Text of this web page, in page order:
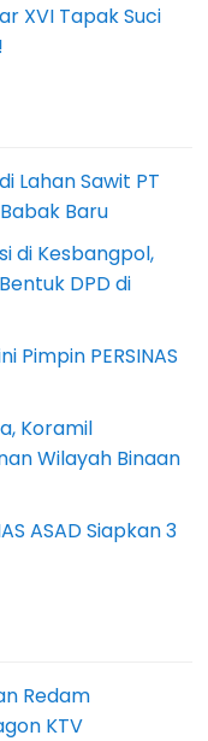
XVI Tapak Suci
Lahan Sawit PT
Baru
di Kesbangpol,
DPD di
Pimpin PERSINAS
Koramil
Wilayah Binaan
ASAD Siapkan 3
Redam
KTV